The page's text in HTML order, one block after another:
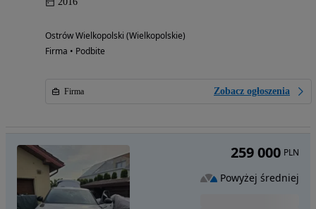
Ostrów Wielkopolski (Wielkopolskie)
Firma • Podbite
Firma Zobacz ogłoszenia
259 000 PLN
Powyżej średniej